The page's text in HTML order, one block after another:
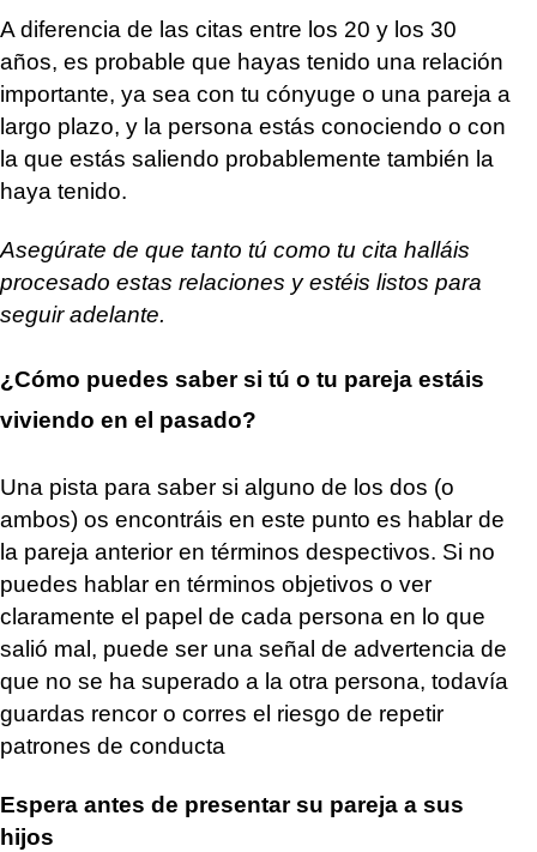
A diferencia de las citas entre los 20 y los 30
años, es probable que hayas tenido una relación
importante, ya sea con tu cónyuge o una pareja a
largo plazo, y la persona estás conociendo o con
la que estás saliendo probablemente también la
haya tenido.
Asegúrate de que tanto tú como tu cita halláis
procesado estas relaciones y estéis listos para
seguir adelante.
¿Cómo puedes saber si tú o tu pareja estáis
viviendo en el pasado?
Una pista para saber si alguno de los dos (o
ambos) os encontráis en este punto es hablar de
la pareja anterior en términos despectivos. Si no
puedes hablar en términos objetivos o ver
claramente el papel de cada persona en lo que
salió mal, puede ser una señal de advertencia de
que no se ha superado a la otra persona, todavía
guardas rencor o corres el riesgo de repetir
patrones de conducta
Espera antes de presentar su pareja a sus
hijos